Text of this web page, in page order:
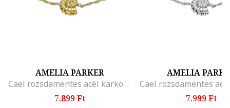
AMELIA PARKER
Cael rozsdamentes acél karkötő charmmal, Aranyszín
7.899 Ft
AMELIA
7.999 Ft